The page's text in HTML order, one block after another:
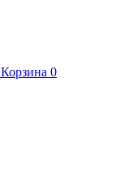
Корзина 0